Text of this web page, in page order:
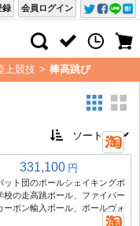
会員ログイン
録
上競技 > 棒高跳び
331,100 円
ット団のポールシェイキングポ
校の走高跳ポール、ファイバー
ーボン輸入ポール、ポールヴォ